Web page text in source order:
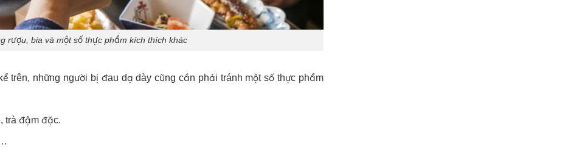
rượu, bia và một số thực phẩm kích thích khác
trên, những người bị đau dạ dày cũng cần phải tránh một số thực phẩm
trà đậm đặc.